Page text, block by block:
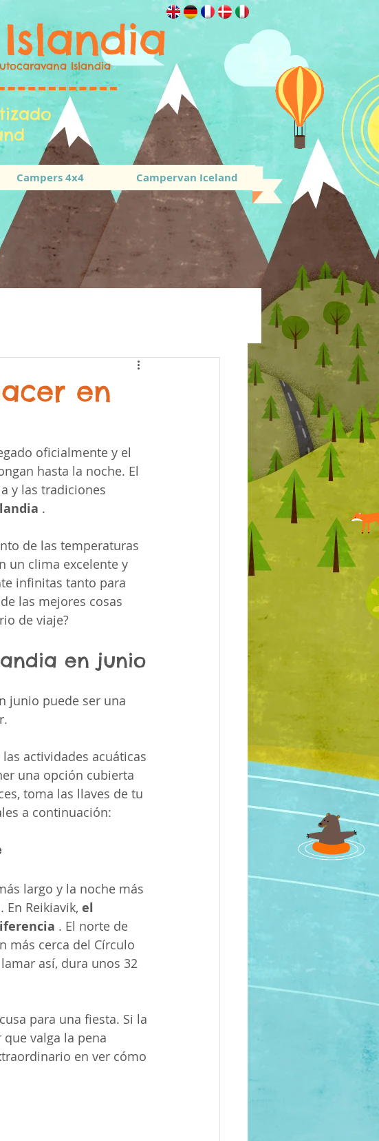
Islandia
Campers 4x4 Campervan Iceland
en
oficialmente y el
hasta la noche. El
y las tradiciones
.
de las temperaturas
un clima excelente y
infinitas tanto para
las mejores cosas
de viaje?
en junio
junio puede ser una
actividades acuáticas
una opción cubierta
toma las llaves de tu
a continuación:
largo y la noche más
Reikiavik, el
. El norte de
más cerca del Círculo
así, dura unos 32
para una fiesta. Si la
valga la pena
en ver cómo